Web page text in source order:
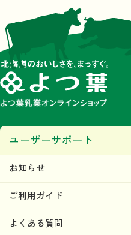
ユーザーサポート
お知らせ
ご利用ガイド
よくある質問